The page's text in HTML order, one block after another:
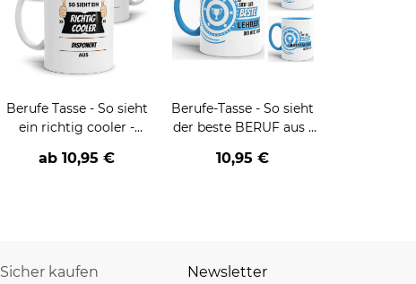
Berufe Tasse - So sieht
ein richtig cooler -
ab10,95 €
Berufe-Tasse - So sieht
der beste BERUF aus -
Männer - Hellblau
10,95 €
Sicher kaufen Newsletter